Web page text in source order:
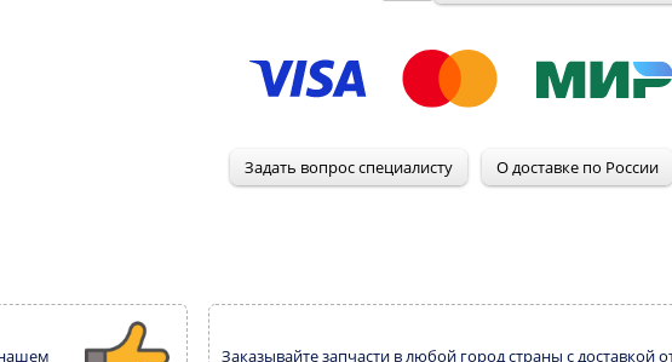
Заказывайте запчасти в любой город страны с доставкой